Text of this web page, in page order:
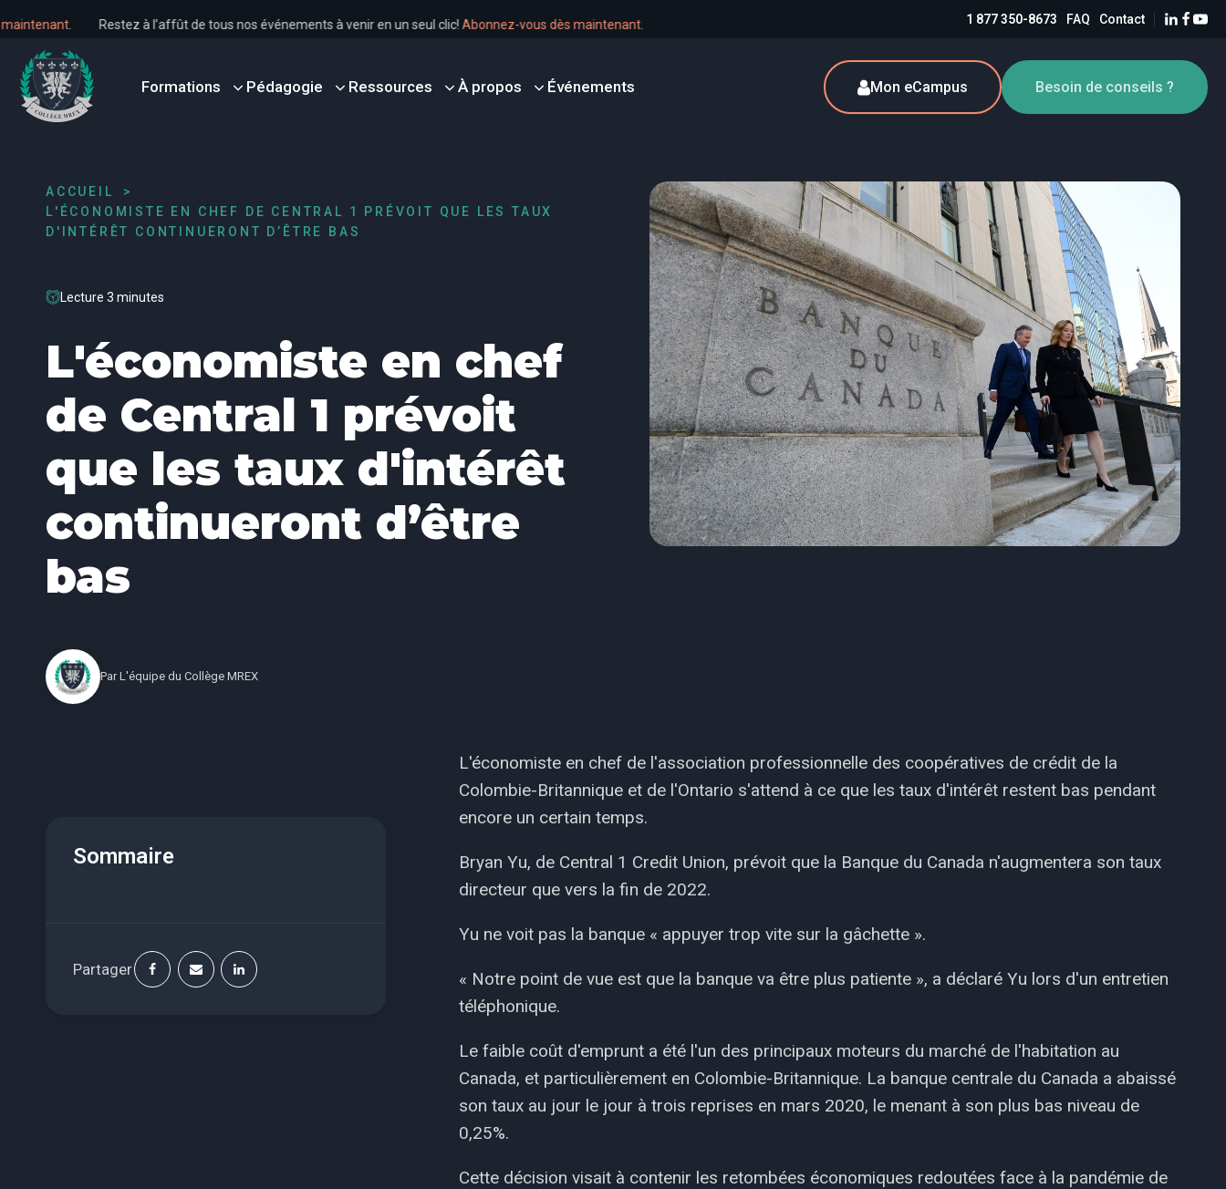
dès maintenant . Restez à l’affût de tous nos événements à venir en un seul clic!Abonnez-vous dès maintenant 1 877 350-8673 FAQ Contact
Formations Pédagogie Ressources À propos Événements Mon eCampus Besoin de conseils ?
ACCUEIL
L'ÉCONOMISTE EN CHEF DE CENTRAL 1 PRÉVOIT QUE LES TAUX
D'INTÉRÊT CONTINUERONT D’ÊTRE BAS
Lecture 3 minutes
L'économiste en chef
de Central 1 prévoit
que les taux d'intérêt
continueront d’être
bas
Par L'équipe du Collège MREX
Sommaire
Partager
L'économiste en chef de l'association professionnelle des coopératives de crédit de la
Colombie-Britannique et de l'Ontario s'attend à ce que les taux d'intérêt restent bas pendant
encore un certain temps.
Bryan Yu, de Central 1 Credit Union, prévoit que la Banque du Canada n'augmentera son taux
directeur que vers la fin de 2022.
Yu ne voit pas la banque « appuyer trop vite sur la gâchette ».
« Notre point de vue est que la banque va être plus patiente », a déclaré Yu lors d'un entretien
téléphonique.
Le faible coût d'emprunt a été l'un des principaux moteurs du marché de l'habitation au
Canada, et particulièrement en Colombie-Britannique. La banque centrale du Canada a abaissé
son taux au jour le jour à trois reprises en mars 2020, le menant à son plus bas niveau de
0,25%.
Cette décision visait à contenir les retombées économiques redoutées face à la pandémie de